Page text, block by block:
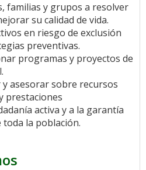
familias y grupos a resolver
su calidad de vida.
en riesgo de exclusión
preventivas.
programas y proyectos de
asesorar sobre recursos
prestaciones
activa y a la garantía
toda la población.